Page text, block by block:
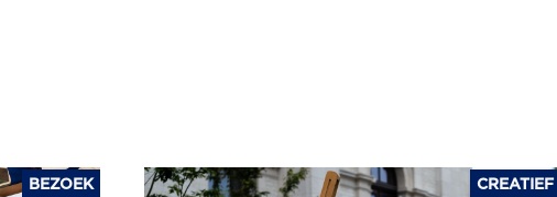
BEZOEK CREATIEF